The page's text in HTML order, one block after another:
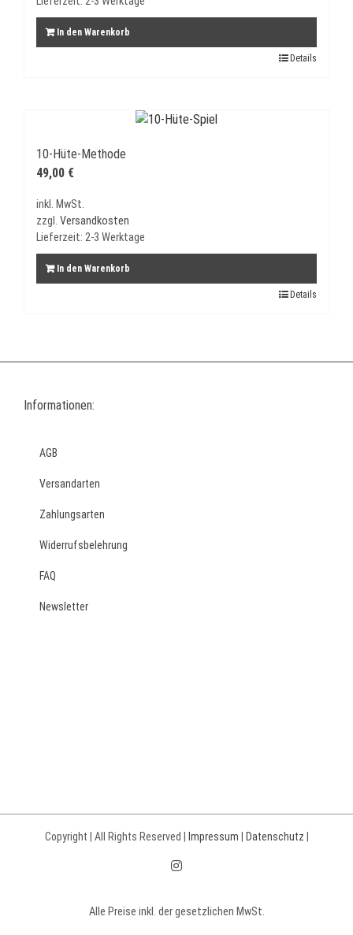
In den Warenkorb
Details
10-Hüte-Methode
49,00 €
inkl. MwSt.
zzgl. Versandkosten
Lieferzeit: 2-3 Werktage
In den Warenkorb
Details
Informationen:
AGB
Versandarten
Zahlungsarten
Widerrufsbelehrung
FAQ
Newsletter
Copyright | All Rights Reserved | Impressum Datenschutz
Instagram
Alle Preise inkl. der gesetzlichen MwSt.